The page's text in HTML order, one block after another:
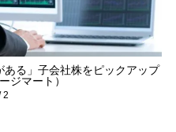
ある」子会社株をピックアップ
ジマート）
2